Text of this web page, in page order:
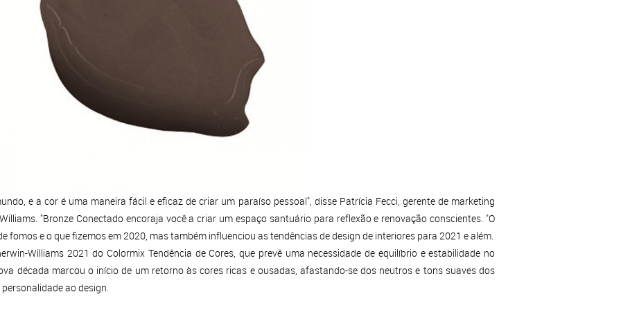
e a cor é uma maneira fácil e eficaz de criar um paraíso pessoal", disse Patrícia Fecci, gerente de marketing
"Bronze Conectado encoraja você a criar um espaço santuário para reflexão e renovação conscientes. "O
fomos e o que fizemos em 2020, mas também influenciou as tendências de design de interiores para 2021 e além.
Williams 2021 do Colormix Tendência de Cores, que prevê uma necessidade de equilíbrio e estabilidade no
década marcou o início de um retorno às cores ricas e ousadas, afastando-se dos neutros e tons suaves dos
ao design.